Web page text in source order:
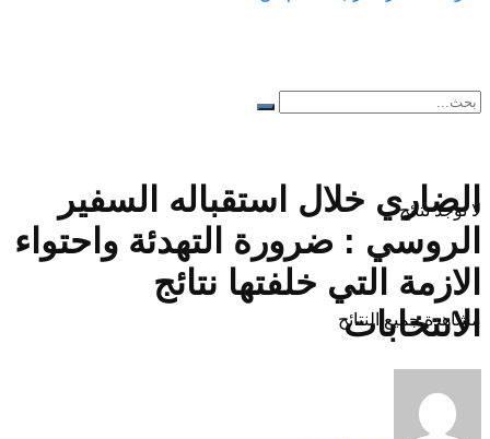
لا توجد نتائج
مشاهدة جميع النتائح
الضاري خلال استقباله السفير
الروسي : ضرورة التهدئة واحتواء
الازمة التي خلفتها نتائج
الانتخابات